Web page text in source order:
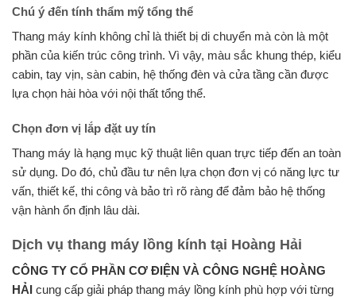
Chú ý đến tính thẩm mỹ tổng thể
Thang máy kính không chỉ là thiết bị di chuyển mà còn là một
phần của kiến trúc công trình. Vì vậy, màu sắc khung thép, kiểu
cabin, tay vịn, sàn cabin, hệ thống đèn và cửa tầng cần được
lựa chọn hài hòa với nội thất tổng thể.
Chọn đơn vị lắp đặt uy tín
Thang máy là hạng mục kỹ thuật liên quan trực tiếp đến an toàn
sử dụng. Do đó, chủ đầu tư nên lựa chọn đơn vị có năng lực tư
vấn, thiết kế, thi công và bảo trì rõ ràng để đảm bảo hệ thống
vận hành ổn định lâu dài.
Dịch vụ thang máy lồng kính tại Hoàng Hải
CÔNG TY CỔ PHẦN CƠ ĐIỆN VÀ CÔNG NGHỆ HOÀNG
HẢI cung cấp giải pháp thang máy lồng kính phù hợp với từng